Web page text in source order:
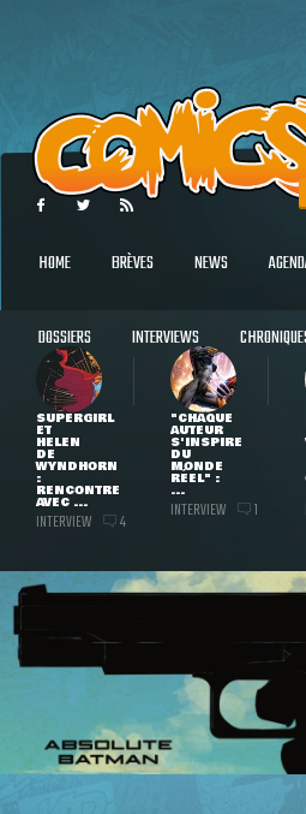
HOME BRÈVES NEWS
DOSSIERS INTERVIEWS
SUPERGIRL
ET
HELEN
DE
WYNDHORN
:
RENCONTRE
AVEC ...
INTERVIEW 4
"CHAQUE
AUTEUR
S'INSPIRE
DU
MONDE
RÉEL" :
...
INTERVIEW 1